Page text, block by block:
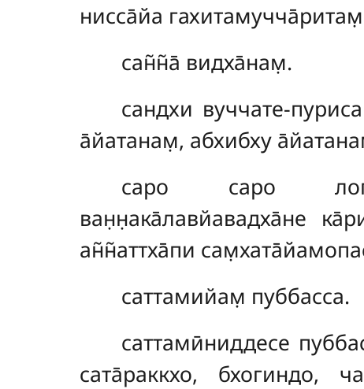
нисса̄йа
сан̃н̃а̄ видха̄нам̣.
сандхи вуччате-
а̄йатанам̣, абхибху
саро саро
ван̣н̣ака̄лавйавадха̄не
ан̃н̃аттха̄пи
саттамийам̣ пуббасса.
саттамӣниддесе
сата̄раккхо, бхогиндо,